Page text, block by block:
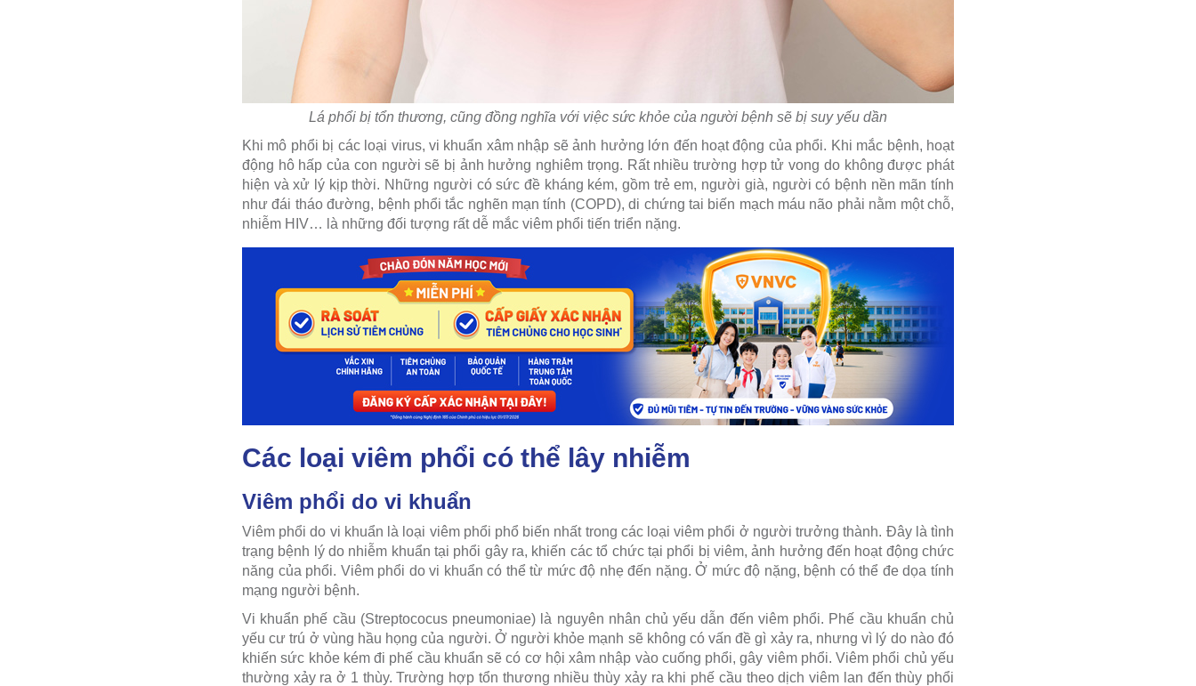
Lá phổi bị tổn thương, cũng đồng nghĩa với việc sức khỏe của người bệnh sẽ bị suy yếu dần
Khi mô phổi bị các loại virus, vi khuẩn xâm nhập sẽ ảnh hưởng lớn đến hoạt động của phổi. Khi mắc bệnh, hoạt
động hô hấp của con người sẽ bị ảnh hưởng nghiêm trọng. Rất nhiều trường hợp tử vong do không được phát
hiện và xử lý kịp thời. Những người có sức đề kháng kém, gồm trẻ em, người già, người có bệnh nền mãn tính
như đái tháo đường, bệnh phổi tắc nghẽn mạn tính (COPD), di chứng tai biến mạch máu não phải nằm một chỗ,
nhiễm HIV… là những đối tượng rất dễ mắc viêm phổi tiến triển nặng.
Các loại viêm phổi có thể lây nhiễm
Viêm phổi do vi khuẩn
Viêm phổi do vi khuẩn là loại viêm phổi phổ biến nhất trong các loại viêm phổi ở người trưởng thành. Đây là tình
trạng bệnh lý do nhiễm khuẩn tại phổi gây ra, khiến các tổ chức tại phổi bị viêm, ảnh hưởng đến hoạt động chức
năng của phổi. Viêm phổi do vi khuẩn có thể từ mức độ nhẹ đến nặng. Ở mức độ nặng, bệnh có thể đe dọa tính
mạng người bệnh.
Vi khuẩn phế cầu (Streptococus pneumoniae) là nguyên nhân chủ yếu dẫn đến viêm phổi. Phế cầu khuẩn chủ
yếu cư trú ở vùng hầu họng của người. Ở người khỏe mạnh sẽ không có vấn đề gì xảy ra, nhưng vì lý do nào đó
khiến sức khỏe kém đi phế cầu khuẩn sẽ có cơ hội xâm nhập vào cuống phổi, gây viêm phổi. Viêm phổi chủ yếu
thường xảy ra ở 1 thùy. Trường hợp tổn thương nhiều thùy xảy ra khi phế cầu theo dịch viêm lan đến thùy phổi